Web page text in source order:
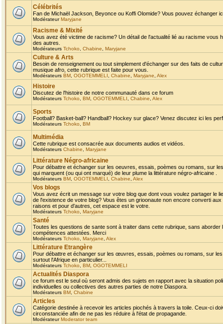
Célébrités
Fan de Michaël Jackson, Beyonce ou Koffi Olomide? Vous pouvez échanger
ModérateurMaryjane
Racisme & Mixité
Vous avez été victime de racisme? Un détail de l'actualité lié au racisme
des autres.
Modérateurs Tchoko Chabine Maryjane
Culture & Arts
Besoin de renseignement ou tout simplement d'échanger sur des faits de
musique afro, cette rubrique est faite pour vous.
Modérateurs BM OGOTEMMELI Chabine Maryjane Alex
Histoire
Discutez de l'histoire de notre communauté dans ce forum
Modérateurs Tchoko BM OGOTEMMELI Chabine Alex
Sports
Football? Basket-ball? Handball? Hockey sur glace? Venez discutez ici les
Modérateurs Tchoko BM
Multimédia
Cette rubrique est consacrée aux documents audios et vidéos.
Modérateurs Chabine Maryjane
Littérature Négro-africaine
Pour débattre et échanger sur les oeuvres, essais, poèmes ou romans, sur
qui marquent (ou qui ont marqué) de leur plume la littérature négro-africaine .
Modérateurs BM OGOTEMMELI Chabine Alex
Vos blogs
Vous avez écrit un message sur votre blog que dont vous voulez partager le
de l'existence de votre blog? Vous êtes un grioonaute non encore converti
raisons et pour d'autres, cet espace est le votre.
Modérateurs Tchoko Maryjane
Santé
Toutes les questions de sante sont à traiter dans cette rubrique, sans
compétences attestées. Merci
Modérateurs Tchoko Maryjane Alex
Littérature Etrangère
Pour débattre et échanger sur les œuvres, essais, poèmes ou romans, sur
surtout l'Afrique en particulier...
Modérateurs Tchoko BM OGOTEMMELI
Actualités Diaspora
ce forum est le seul où seront admis des sujets en rapport avec la situation
individuelles ou collectives des autres parties de notre Diaspora.
Modérateurs BM Chabine
Articles
Catégorie destinée à recevoir les articles piochés à travers la toile. Ceux-ci
circonstanciée afin de ne pas les réduire à l'état de propagande.
ModérateurModerator team